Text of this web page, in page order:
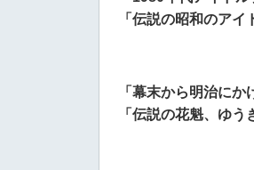
「伝説の昭和のアイ
「幕末から明治にか
「伝説の花魁、ゆう